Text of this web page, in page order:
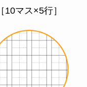
［10マス×5行］